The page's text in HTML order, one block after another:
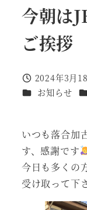
今朝は
ご挨拶
投稿日
2024年3月
カテゴリー
お知らせ
いつも落合加
す、感謝です
今日も多くの
受け取って下